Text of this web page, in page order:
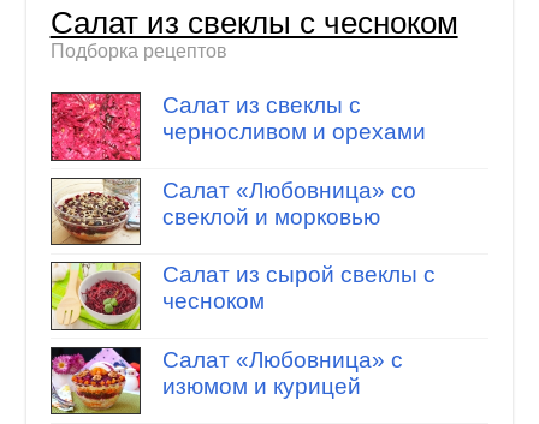
Салат из свеклы с чесноком
Подборка рецептов
Салат из свеклы с
черносливом и орехами
Салат «Любовница» со
свеклой и морковью
Салат из сырой свеклы с
чесноком
Салат «Любовница» с
изюмом и курицей